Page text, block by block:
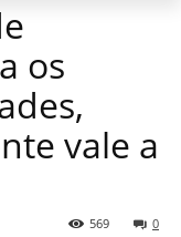
os
vale a
0
569